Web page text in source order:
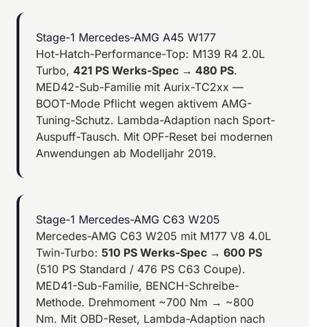
Stage-1 Mercedes-AMG A45 W177
Hot-Hatch-Performance-Top: M139 R4 2.0L
Turbo, 421 PS Werks-Spec → 480 PS.
MED42-Sub-Familie mit Aurix-TC2xx —
BOOT-Mode Pflicht wegen aktivem AMG-
Tuning-Schutz. Lambda-Adaption nach Sport-
Auspuff-Tausch. Mit OPF-Reset bei modernen
Anwendungen ab Modelljahr 2019.
Stage-1 Mercedes-AMG C63 W205
Mercedes-AMG C63 W205 mit M177 V8 4.0L
Twin-Turbo: 510 PS Werks-Spec → 600 PS
(510 PS Standard / 476 PS C63 Coupe).
MED41-Sub-Familie, BENCH-Schreibe-
Methode. Drehmoment ~700 Nm → ~800
Nm. Mit OBD-Reset, Lambda-Adaption nach